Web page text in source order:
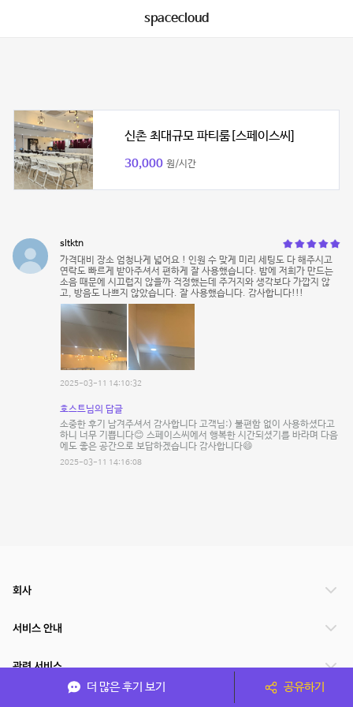
spacecloud
신촌 최대규모 파티룸[스페이스씨]
30,000 원/시간
sltktn
가격대비 장소 엄청나게 넓어요 ! 인원 수 맞게 미리 세팅도 다 해주시고
연락도 빠르게 받아주셔서 편하게 잘 사용했습니다. 밤에 저희가 만드는
소음 때문에 시끄럽지 않을까 걱정했는데 주거지와 생각보다 가깝지 않
고, 방음도 나쁘지 않았습니다. 잘 사용했습니다. 감사합니다!!!
2025-03-11 14:10:32
호스트님의 답글
소중한 후기 남겨주셔서 감사합니다 고객님:) 불편함 없이 사용하셨다고
하니 너무 기쁩니다😊 스페이스씨에서 행복한 시간되셨기를 바라며 다음
에도 좋은 공간으로 보답하겠습니다 감사합니다😄
2025-03-11 14:16:08
더 많은 후기 보기 공유하기
회사
서비스 안내
관련 서비스